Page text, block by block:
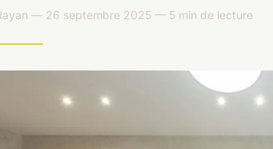
— 26 septembre 2025 — 5 min de lecture